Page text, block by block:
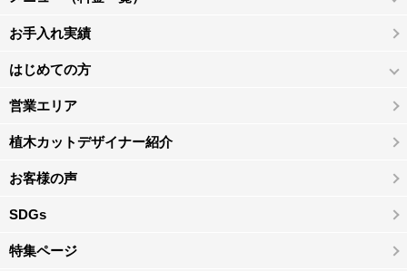
お手入れ実績
はじめての方
営業エリア
植木カットデザイナー紹介
お客様の声
SDGs
特集ページ